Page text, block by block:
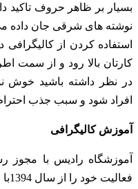
بسیار بر ظاهر حروف تاکید
نوشته‌‌ های شرقی جان داده
استفاده کردن از
کارتان بالا رود و از سمت
در نظر داشته باشید خوش‌
افراد شود و سبب جذب
آموزش کالیگرافی
آموزشگاه رادیس با